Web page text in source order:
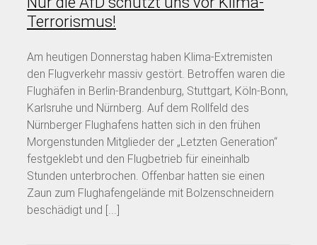
Terrorismus!
Am heutigen Donnerstag haben Klima-Extremisten
den Flugverkehr massiv gestört. Betroffen waren die
Flughäfen in Berlin-Brandenburg, Stuttgart, Köln-Bonn,
Karlsruhe und Nürnberg. Auf dem Rollfeld des
Nürnberger Flughafens hatten sich in den frühen
Morgenstunden Mitglieder der „Letzten Generation“
festgeklebt und den Flugbetrieb für eineinhalb
Stunden unterbrochen. Offenbar hatten sie einen
Zaun zum Flughafengelände mit Bolzenschneidern
beschädigt und [...]